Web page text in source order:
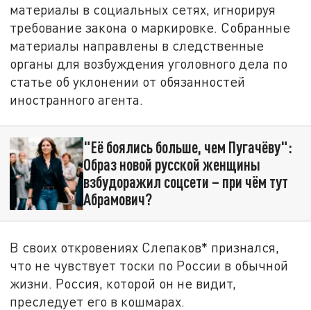
материалы в социальных сетях, игнорируя
требование закона о маркировке. Собранные
материалы направлены в следственные
органы для возбуждения уголовного дела по
статье об уклонении от обязанностей
иностранного агента.
"Её боялись больше, чем Пугачёву":
Образ новой русской женщины
взбудоражил соцсети – при чём тут
Абрамович?
В своих откровениях Слепаков* признался,
что не чувствует тоски по России в обычной
жизни. Россия, которой он не видит,
преследует его в кошмарах.